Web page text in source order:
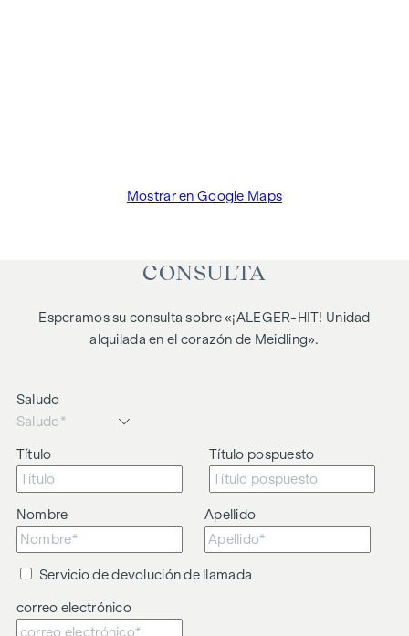
Mostrar en Google Maps
CONSULTA
Esperamos su consulta sobre «¡ALEGER-HIT! Unidad
alquilada en el corazón de Meidling».
Saludo
Título Título pospuesto
Nombre Apellido
Servicio de devolución de llamada
correo electrónico